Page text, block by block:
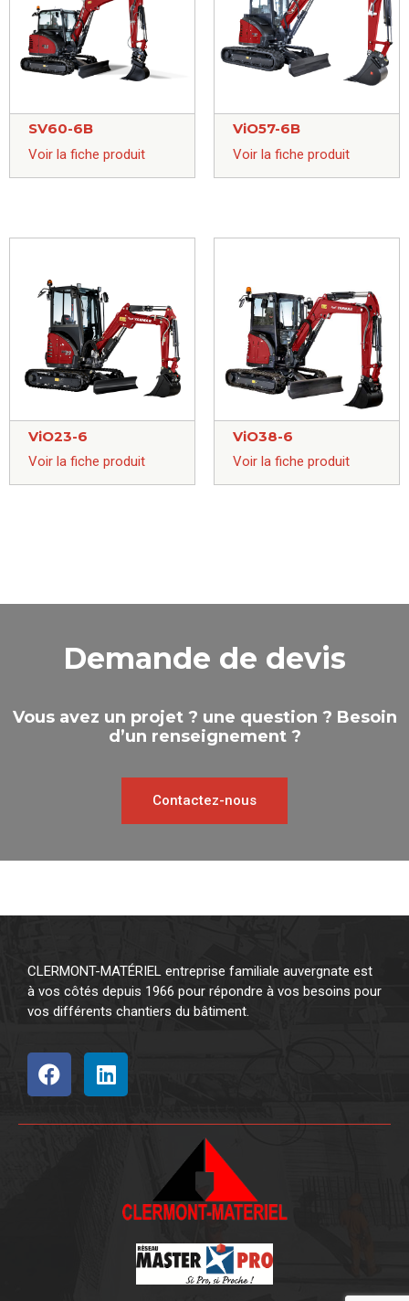
SV60-6B
Voir la fiche produit
ViO57-6B
Voir la fiche produit
ViO23-6
Voir la fiche produit
ViO38-6
Voir la fiche produit
Demande de devis
Vous avez un projet ? une question ? Besoin
d’un renseignement ?
Contactez-nous
CLERMONT-MATÉRIEL entreprise familiale auvergnate est
à vos côtés depuis 1966 pour répondre à vos besoins pour
vos différents chantiers du bâtiment.